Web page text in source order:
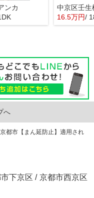
ンカ
16.5万円/
へ
京都市【まん延防止】適用され
下京区 / 京都市西京区